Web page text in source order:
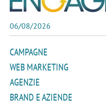
06/08/2026
CAMPAGNE
WEB MARKETING
AGENZIE
BRAND E AZIENDE